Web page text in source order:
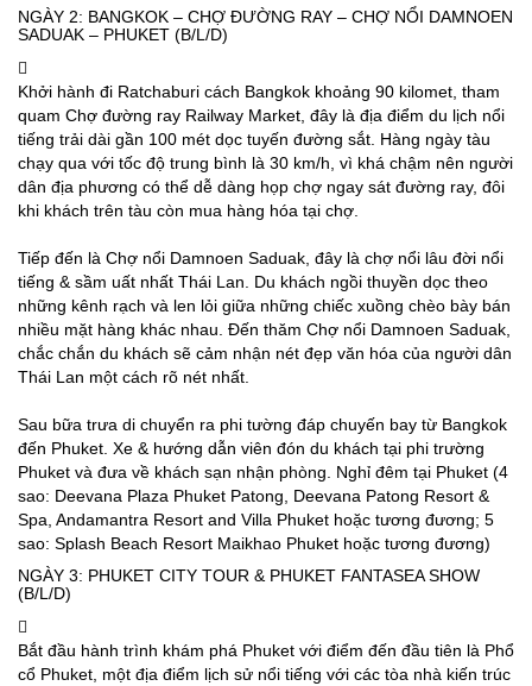
NGÀY 2: BANGKOK – CHỢ ĐƯỜNG RAY – CHỢ NỔI DAMNOEN
SADUAK – PHUKET (B/L/D)
Khởi hành đi Ratchaburi cách Bangkok khoảng 90 kilomet, tham
quam Chợ đường ray Railway Market, đây là địa điểm du lịch nổi
tiếng trải dài gần 100 mét dọc tuyến đường sắt. Hàng ngày tàu
chạy qua với tốc độ trung bình là 30 km/h, vì khá chậm nên người
dân địa phương có thể dễ dàng họp chợ ngay sát đường ray, đôi
khi khách trên tàu còn mua hàng hóa tại chợ.
Tiếp đến là Chợ nổi Damnoen Saduak, đây là chợ nổi lâu đời nổi
tiếng & sầm uất nhất Thái Lan. Du khách ngồi thuyền dọc theo
những kênh rạch và len lỏi giữa những chiếc xuồng chèo bày bán
nhiều mặt hàng khác nhau. Đến thăm Chợ nổi Damnoen Saduak,
chắc chắn du khách sẽ cảm nhận nét đẹp văn hóa của người dân
Thái Lan một cách rõ nét nhất.
Sau bữa trưa di chuyển ra phi tường đáp chuyến bay từ Bangkok
đến Phuket. Xe & hướng dẫn viên đón du khách tại phi trường
Phuket và đưa về khách sạn nhận phòng. Nghỉ đêm tại Phuket (4
sao: Deevana Plaza Phuket Patong, Deevana Patong Resort &
Spa, Andamantra Resort and Villa Phuket hoặc tương đương; 5
sao: Splash Beach Resort Maikhao Phuket hoặc tương đương)
NGÀY 3: PHUKET CITY TOUR & PHUKET FANTASEA SHOW
(B/L/D)
Bắt đầu hành trình khám phá Phuket với điểm đến đầu tiên là Phổ
cổ Phuket, một địa điểm lịch sử nổi tiếng với các tòa nhà kiến trúc